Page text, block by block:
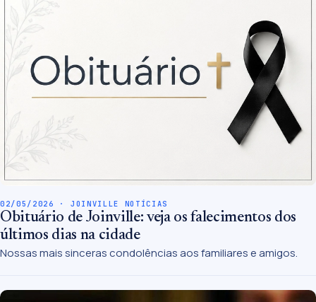
02/05/2026 · JOINVILLE NOTÍCIAS
Obituário de Joinville: veja os falecimentos dos
últimos dias na cidade
Nossas mais sinceras condolências aos familiares e amigos.